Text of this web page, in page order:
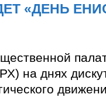
«ДЕНЬ
на днях